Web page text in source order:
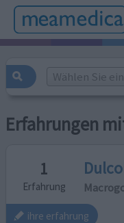
Wählen Sie
Erfahrungen
1
Erfahrung
ihre erfahrung